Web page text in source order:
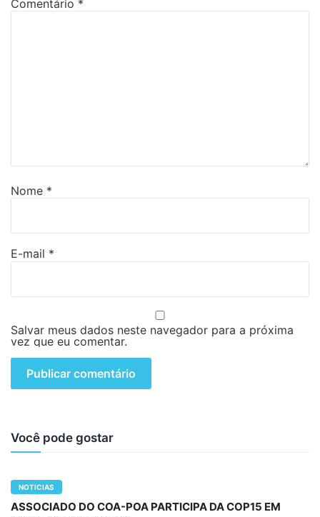
Comentário *
Nome *
E-mail *
Salvar meus dados neste navegador para a próxima
vez que eu comentar.
Você pode gostar
NOTICIAS
ASSOCIADO DO COA-POA PARTICIPA DA COP15 EM